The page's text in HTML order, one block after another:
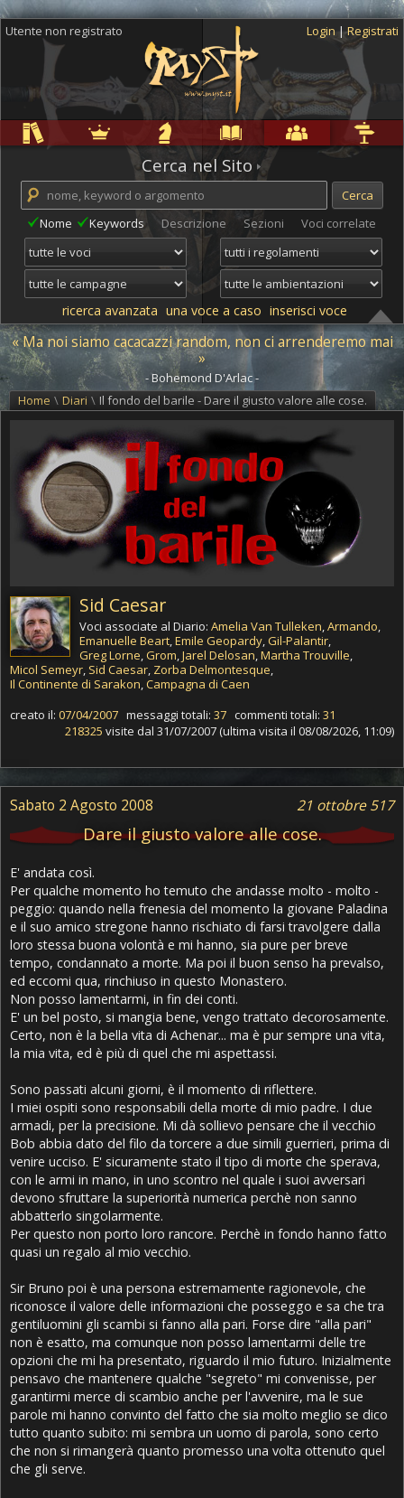
Utente non registrato Login |Registrati
Cerca nel Sito
Nome Keywords Descrizione Sezioni Voci correlate
ricerca avanzata una voce a caso inserisci voce
« Ma noi siamo cacacazzi random, non ci arrenderemo mai
»
- Bohemond D'Arlac -
Home \ Diari \ Il fondo del barile - Dare il giusto valore alle cose.
Sid Caesar
Voci associate al Diario: Amelia Van Tulleken,Armando,
Emanuelle Beart,Emile Geopardy,Gil-Palantir,
Greg Lorne,Grom,Jarel Delosan,Martha Trouville,
Micol Semeyr, Sid Caesar, Zorba Delmontesque,
Il Continente di Sarakon,Campagna di Caen
creato il: 07/04/2007 messaggi totali: 37 commenti totali: 31
218325 visite dal 31/07/2007 (ultima visita il 08/08/2026, 11:09)
21 ottobre 517
Sabato 2 Agosto 2008
Dare il giusto valore alle cose.
E' andata così.
Per qualche momento ho temuto che andasse molto - molto -
peggio: quando nella frenesia del momento la giovane Paladina
e il suo amico stregone hanno rischiato di farsi travolgere dalla
loro stessa buona volontà e mi hanno, sia pure per breve
tempo, condannato a morte. Ma poi il buon senso ha prevalso,
ed eccomi qua, rinchiuso in questo Monastero.
Non posso lamentarmi, in fin dei conti.
E' un bel posto, si mangia bene, vengo trattato decorosamente.
Certo, non è la bella vita di Achenar... ma è pur sempre una vita,
la mia vita, ed è più di quel che mi aspettassi.
Sono passati alcuni giorni, è il momento di riflettere.
I miei ospiti sono responsabili della morte di mio padre. I due
armadi, per la precisione. Mi dà sollievo pensare che il vecchio
Bob abbia dato del filo da torcere a due simili guerrieri, prima di
venire ucciso. E' sicuramente stato il tipo di morte che sperava,
con le armi in mano, in uno scontro nel quale i suoi avversari
devono sfruttare la superiorità numerica perchè non sanno
abbatterlo singolarmente.
Per questo non porto loro rancore. Perchè in fondo hanno fatto
quasi un regalo al mio vecchio.
Sir Bruno poi è una persona estremamente ragionevole, che
riconosce il valore delle informazioni che posseggo e sa che tra
gentiluomini gli scambi si fanno alla pari. Forse dire "alla pari"
non è esatto, ma comunque non posso lamentarmi delle tre
opzioni che mi ha presentato, riguardo il mio futuro. Inizialmente
pensavo che mantenere qualche "segreto" mi convenisse, per
garantirmi merce di scambio anche per l'avvenire, ma le sue
parole mi hanno convinto del fatto che sia molto meglio se dico
tutto quanto subito: mi sembra un uomo di parola, sono certo
che non si rimangerà quanto promesso una volta ottenuto quel
che gli serve.